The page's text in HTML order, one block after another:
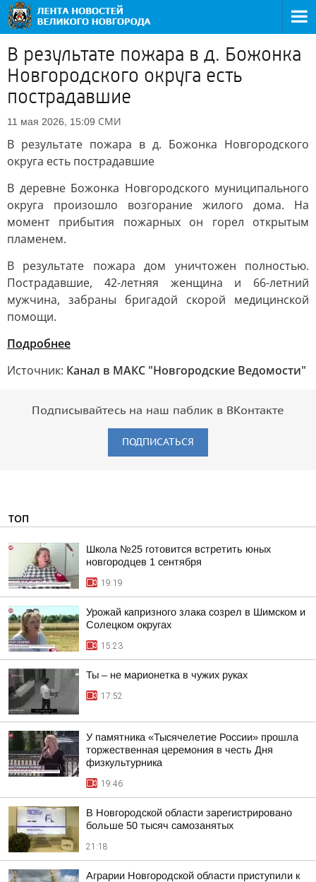
В результате пожара в д. Божонка
Новгородского округа есть
пострадавшие
11 мая 2026, 15:09 СМИ
В результате пожара в д. Божонка Новгородского
округа есть пострадавшие
В деревне Божонка Новгородского муниципального
округа произошло возгорание жилого дома. На
момент прибытия пожарных он горел открытым
пламенем.
В результате пожара дом уничтожен полностью.
Пострадавшие, 42-летняя женщина и 66-летний
мужчина, забраны бригадой скорой медицинской
помощи.
Подробнее
Источник: Канал в МАКС "Новгородские Ведомости"
Подписывайтесь на наш паблик в ВКонтакте
ПОДПИСАТЬСЯ
ТОП
Школа №25 готовится встретить юных
новгородцев 1 сентября
19:19
Урожай капризного злака созрел в Шимском и
Солецком округах
15:23
Ты – не марионетка в чужих руках
17:52
У памятника «Тысячелетие России» прошла
торжественная церемония в честь Дня
физкультурника
19:46
В Новгородской области зарегистрировано
больше 50 тысяч самозанятых
21:18
Аграрии Новгородской области приступили к